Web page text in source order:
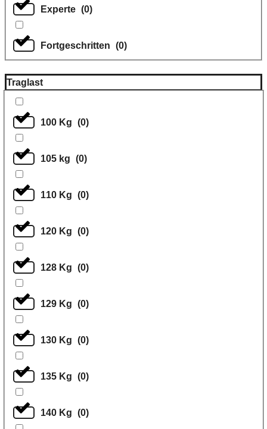
Experte (0)
Fortgeschritten (0)
Traglast
100 Kg (0)
105 kg (0)
110 Kg (0)
120 Kg (0)
128 Kg (0)
129 Kg (0)
130 Kg (0)
135 Kg (0)
140 Kg (0)